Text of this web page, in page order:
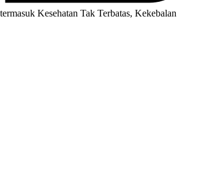
Kesehatan Tak Terbatas, Kekebalan